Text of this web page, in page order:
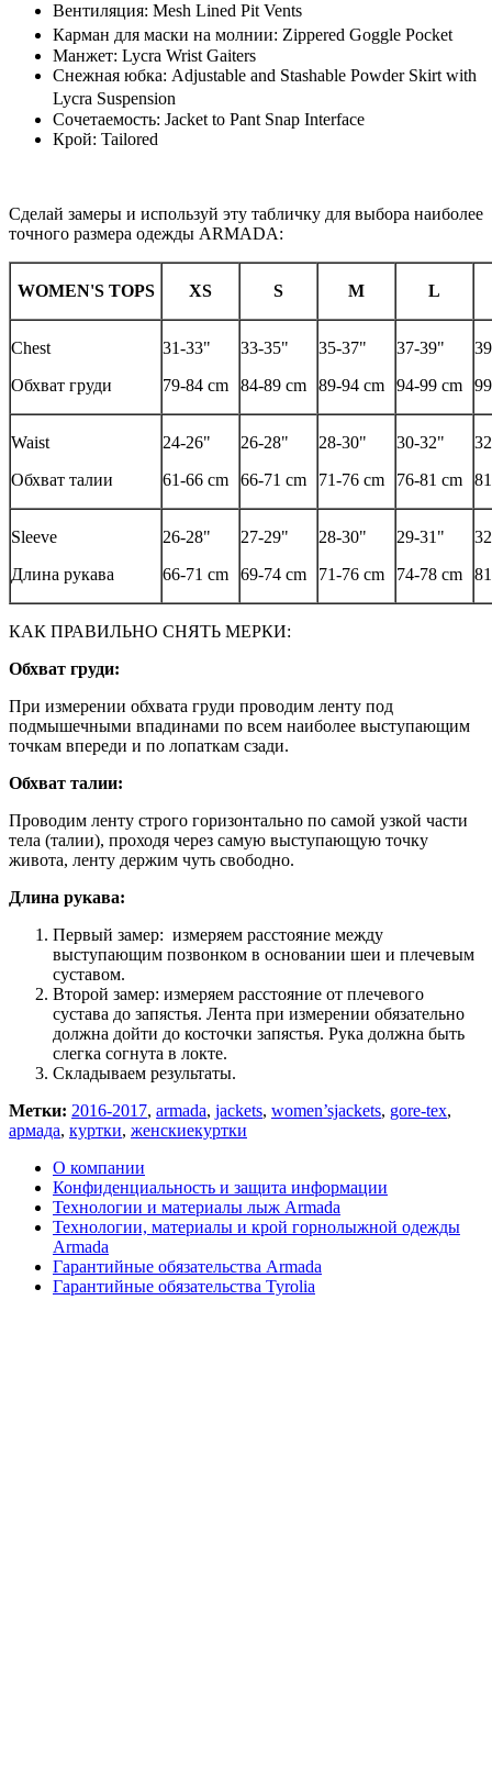
Вентиляция: Mesh Lined Pit Vents
Карман для маски на молнии: Zippered Goggle Pocket
Манжет: Lycra Wrist Gaiters
Снежная юбка: Adjustable and Stashable Powder Skirt with
Lycra Suspension
Сочетаемость: Jacket to Pant Snap Interface
Крой: Tailored
Сделай замеры и используй эту табличку для выбора наиболее
точного размера одежды ARMADA:
WOMEN'S TOPS XS S M L
Chest
Обхват груди
31-33"
79-84 cm
33-35"
84-89 cm
35-37"
89-94 cm
37-39"
94-99 cm
Waist
Обхват талии
24-26"
61-66 cm
26-28"
66-71 cm
28-30"
71-76 cm
30-32"
76-81 cm
Sleeve
Длина рукава
26-28"
66-71 cm
27-29"
69-74 cm
28-30"
71-76 cm
29-31"
74-78 cm
КАК ПРАВИЛЬНО СНЯТЬ МЕРКИ:
Обхват груди:
При измерении обхвата груди проводим ленту под
подмышечными впадинами по всем наиболее выступающим
точкам впереди и по лопаткам сзади.
Обхват талии:
Проводим ленту строго горизонтально по самой узкой части
тела (талии), проходя через самую выступающую точку
живота, ленту держим чуть свободно.
Длина рукава:
Первый замер: измеряем расстояние между
выступающим позвонком в основании шеи и плечевым
суставом.
Второй замер: измеряем расстояние от плечевого
сустава до запястья. Лента при измерении обязательно
должна дойти до косточки запястья. Рука должна быть
слегка согнута в локте.
Складываем результаты.
Метки: 2016-2017, armada, jackets, women’sjackets, gore-tex,
армада, куртки, женскиекуртки
О компании
Конфиденциальность и защита информации
Технологии и материалы лыж Armada
Технологии, материалы и крой горнолыжной одежды
Armada
Гарантийные обязательства Armada
Гарантийные обязательства Tyrolia